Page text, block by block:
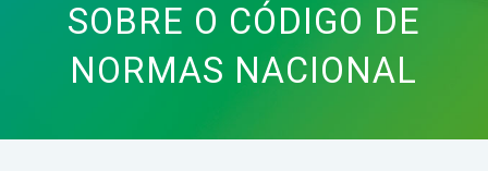
SOBRE O CÓDIGO DE
NORMAS NACIONAL